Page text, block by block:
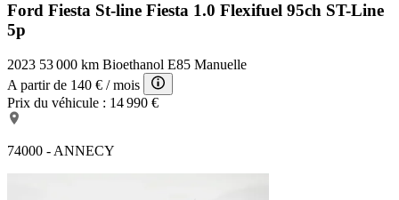
Ford Fiesta St-line Fiesta 1.0 Flexifuel 95ch ST-Line
5p
2023 53 000 km Bioethanol E85 Manuelle
A partir de 140 € / mois
Prix du véhicule : 14 990 €
74000 - ANNECY